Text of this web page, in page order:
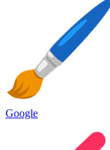
Google